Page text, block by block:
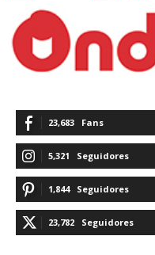
23,683 Fans
5,321 Seguidores
1,844 Seguidores
23,782 Seguidores